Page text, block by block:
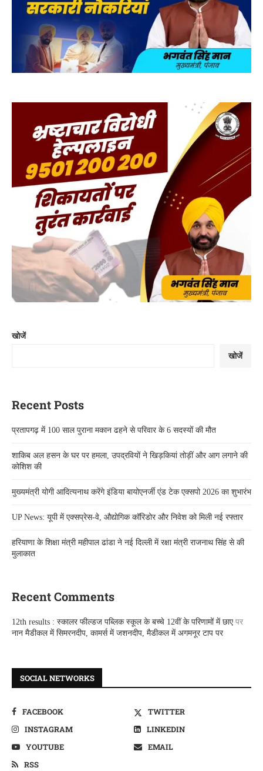
खोजें
खोजें
Recent Posts
प्रतापगढ़ में 100 साल पुराना मकान ढहने से परिवार के 6 सदस्यों की मौत
शाकिब अल हसन के घर पर हमला, उपद्रवियों ने खिड़कियां तोड़ीं और आग लगाने की
कोशिश की
मुख्यमंत्री योगी आदित्यनाथ करेंगे इंडिया बायोएनर्जी एंड टेक एक्सपो 2026 का शुभारंभ
UP News: यूपी में एक्सप्रेस-वे, औद्योगिक कॉरिडोर और निवेश को मिली नई रफ्तार
हरियाणा के शिक्षा मंत्री महीपाल ढांडा ने नई दिल्ली में रक्षा मंत्री राजनाथ सिंह से की
मुलाकात
Recent Comments
12th results : स्कालर फील्डज पब्लिक स्कूल के बच्चे 12वीं के परिणामों में छाएपर
नान मैडीकल में सिमरनदीप, कामर्स में जशनदीप, मैडीकल में अगमनूर टाप पर
SOCIAL NETWORKS
FACEBOOK
TWITTER
INSTAGRAM
LINKEDIN
YOUTUBE
EMAIL
RSS